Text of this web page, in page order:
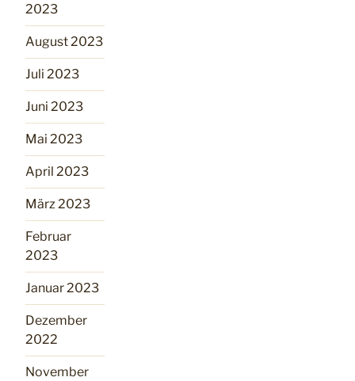
2023
August 2023
Juli 2023
Juni 2023
Mai 2023
April 2023
März 2023
Februar
2023
Januar 2023
Dezember
2022
November